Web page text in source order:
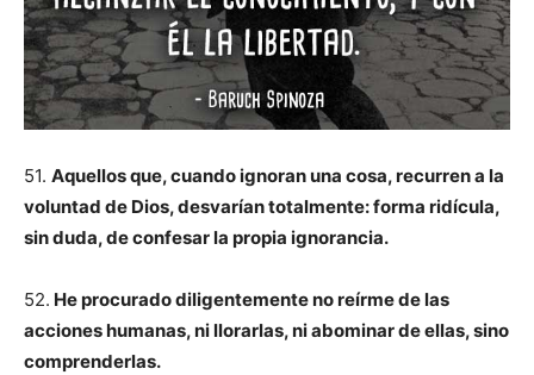
51. Aquellos que, cuando ignoran una cosa, recurren a la
voluntad de Dios, desvarían totalmente: forma ridícula,
sin duda, de confesar la propia ignorancia.
52. He procurado diligentemente no reírme de las
acciones humanas, ni llorarlas, ni abominar de ellas, sino
comprenderlas.